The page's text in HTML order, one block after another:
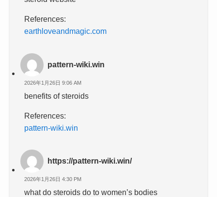
References:
earthloveandmagic.com
pattern-wiki.win
2026年1月26日 9:06 AM
benefits of steroids
References:
pattern-wiki.win
https://pattern-wiki.win/
2026年1月26日 4:30 PM
what do steroids do to women’s bodies